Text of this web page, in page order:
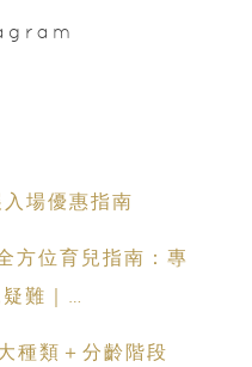
場優惠指南
方位育兒指南：專
難｜
種類＋分齡階段